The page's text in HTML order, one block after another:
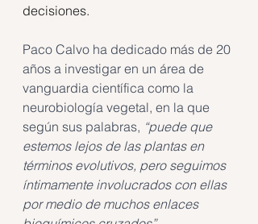
decisiones.
Paco Calvo ha dedicado más de 20
años a investigar en un área de
vanguardia científica como la
neurobiología vegetal, en la que
según sus palabras, “puede que
estemos lejos de las plantas en
términos evolutivos, pero seguimos
íntimamente involucrados con ellas
por medio de muchos enlaces